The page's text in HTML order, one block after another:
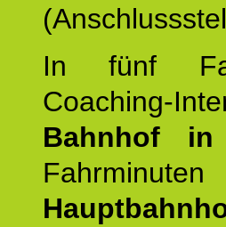
In fünf
Bahnhof in